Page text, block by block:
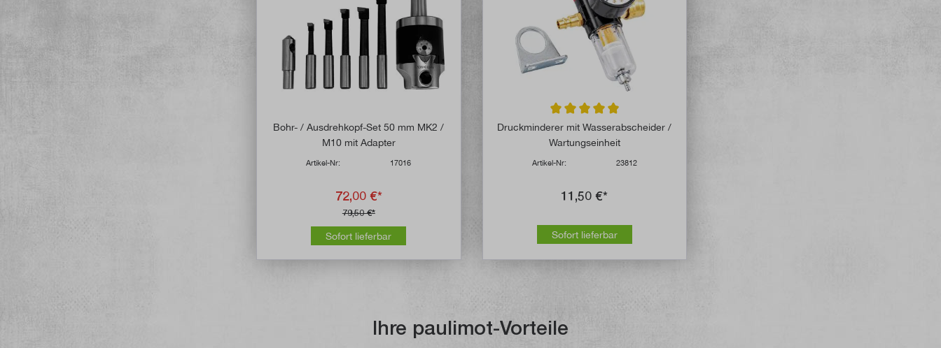
Bohr- / Ausdrehkopf-Set 50 mm MK2 /
M10 mit Adapter
Artikel-Nr: 17016
72,00 €*
79,50 €*
Sofort lieferbar
Durchschnittliche Bewertung von 5 von 5 Sternen
Druckminderer mit Wasserabscheider /
Wartungseinheit
Artikel-Nr: 23812
11,50 €*
Sofort lieferbar
Ihre paulimot-Vorteile